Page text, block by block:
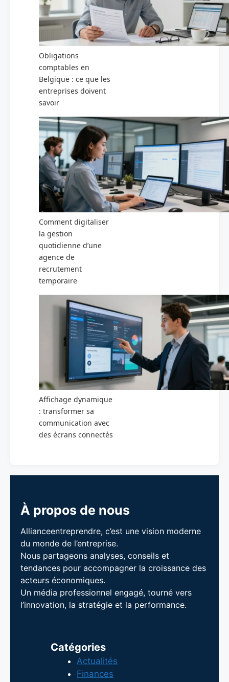
Obligations
comptables en
Belgique : ce que les
entreprises doivent
savoir
Comment digitaliser
la gestion
quotidienne d’une
agence de
recrutement
temporaire
Affichage dynamique
: transformer sa
communication avec
des écrans connectés
À propos de nous
Allianceentreprendre, c’est une vision moderne
du monde de l’entreprise.
Nous partageons analyses, conseils et
tendances pour accompagner la croissance des
acteurs économiques.
Un média professionnel engagé, tourné vers
l’innovation, la stratégie et la performance.
Catégories
Actualités
Finances